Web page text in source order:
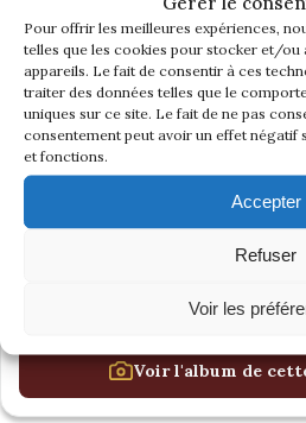
Pour offrir les meilleures expériences,
telles que les cookies pour stocker et/ou
appareils. Le fait de consentir à ces
traiter des données telles que le
uniques sur ce site. Le fait de ne pas
consentement peut avoir un effet négatif
et fonctions.
Accepter
Refuser
Voir les
Voir l'album de